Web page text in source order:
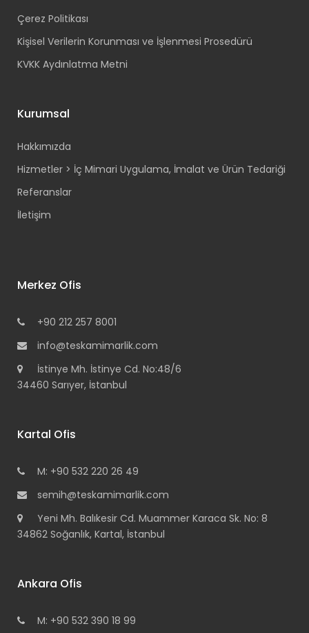
Çerez Politikası
Kişisel Verilerin Korunması ve İşlenmesi Prosedürü
KVKK Aydınlatma Metni
Kurumsal
Hakkımızda
Hizmetler > İç Mimari Uygulama, İmalat ve Ürün Tedariği
Referanslar
İletişim
Merkez Ofis
+90 212 257 8001
info@teskamimarlik.com
İstinye Mh. İstinye Cd. No:48/6
34460 Sarıyer, İstanbul
Kartal Ofis
M: +90 532 220 26 49
semih@teskamimarlik.com
Yeni Mh. Balıkesir Cd. Muammer Karaca Sk. No: 8
34862 Soğanlık, Kartal, İstanbul
Ankara Ofis
M: +90 532 390 18 99